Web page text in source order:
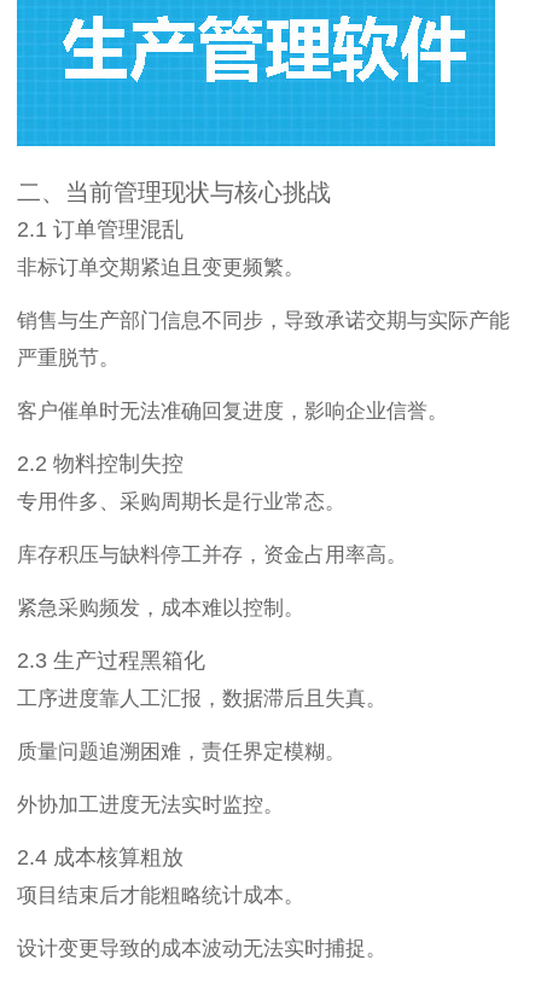
二、当前管理现状与核心挑战
2.1 订单管理混乱
非标订单交期紧迫且变更频繁。
销售与生产部门信息不同步，导致承诺交期与实际产能
严重脱节。
客户催单时无法准确回复进度，影响企业信誉。
2.2 物料控制失控
专用件多、采购周期长是行业常态。
库存积压与缺料停工并存，资金占用率高。
紧急采购频发，成本难以控制。
2.3 生产过程黑箱化
工序进度靠人工汇报，数据滞后且失真。
质量问题追溯困难，责任界定模糊。
外协加工进度无法实时监控。
2.4 成本核算粗放
项目结束后才能粗略统计成本。
设计变更导致的成本波动无法实时捕捉。